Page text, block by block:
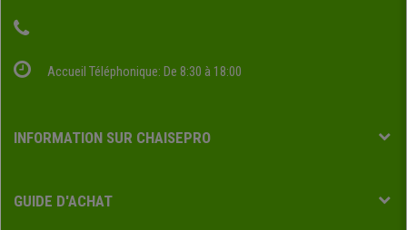
Accueil Téléphonique: De 8:30 à 18:00
INFORMATION SUR CHAISEPRO
GUIDE D'ACHAT